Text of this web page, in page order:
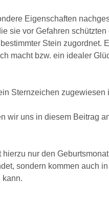
Eigenschaften
sie vor Gefahren schützten
Stein zugordnet.
macht bzw. ein idealer
Sternzeichen zugewiesen
wir uns in diesem Beitrag
nur den
sondern kommen auch
kann.